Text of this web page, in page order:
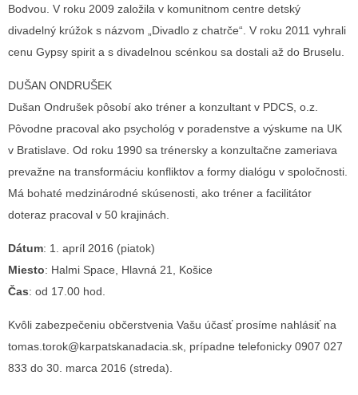
Bodvou. V roku 2009 založila v komunitnom centre detský
divadelný krúžok s názvom „Divadlo z chatrče“. V roku 2011 vyhrali
cenu Gypsy spirit a s divadelnou scénkou sa dostali až do Bruselu.
DUŠAN ONDRUŠEK
Dušan Ondrušek pôsobí ako tréner a konzultant v PDCS, o.z.
Pôvodne pracoval ako psychológ v poradenstve a výskume na UK
v Bratislave. Od roku 1990 sa trénersky a konzultačne zameriava
prevažne na transformáciu konfliktov a formy dialógu v spoločnosti.
Má bohaté medzinárodné skúsenosti, ako tréner a facilitátor
doteraz pracoval v 50 krajinách.
Dátum: 1. apríl 2016 (piatok)
Miesto: Halmi Space, Hlavná 21, Košice
Čas: od 17.00 hod.
Kvôli zabezpečeniu občerstvenia Vašu účasť prosíme nahlásiť na
tomas.torok@karpatskanadacia.sk, prípadne telefonicky 0907 027
833 do 30. marca 2016 (streda).